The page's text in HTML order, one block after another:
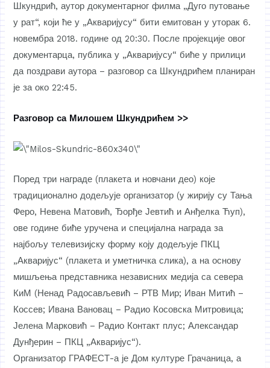
Шкундрић, аутор документарног филма „Дуго путовање
у рат“, који ће у „Акваријусу“ бити емитован у уторак 6.
новембра 2018. године од 20:30. После пројекције овог
документарца, публика у „Акваријусу“ биће у прилици
да поздрави аутора – разговор са Шкундрићем планиран
је за око 22:45.
Разговор са Милошем Шкундрићем >>
Поред три награде (плакета и новчани део) које
традиционално додељује организатор (у жирију су Тања
Феро, Невена Матовић, Ђорђе Јевтић и Анђелка Ћуп),
ове године биће уручена и специјална награда за
најбољу телевизијску форму коју додељује ПКЦ
„Акваријус“ (плакета и уметничка слика), а на основу
мишљења представника независних медија са севера
КиМ (Ненад Радосављевић – РТВ Мир; Иван Митић –
Коссев; Ивана Вановац – Радио Косовска Митровица;
Јелена Марковић – Радио Контакт плус; Александар
Дунђерин – ПКЦ „Акваријус“).
Организатор ГРАФЕСТ-а је Дом културе Грачаница, а